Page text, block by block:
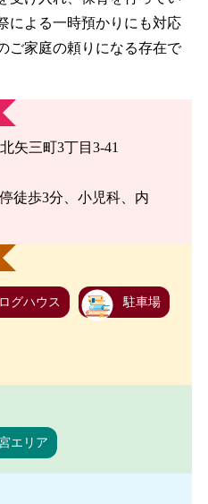
による一時預かりにも対応
ご家庭の頼りになる存在で
矢三町3丁目3-41
徒歩3分、小児科、内
ログハウス 駐車場
エリア